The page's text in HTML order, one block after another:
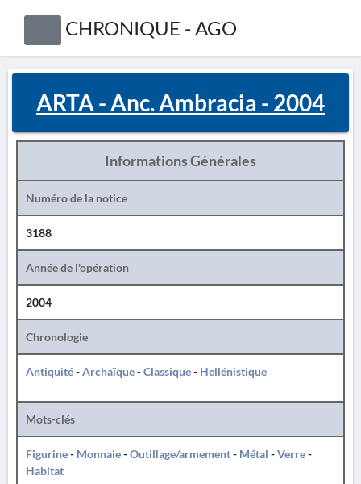
CHRONIQUE - AGO
ARTA - Anc. Ambracia - 2004
Informations Générales
Numéro de la notice
3188
Année de l'opération
2004
Chronologie
Antiquité-Archaïque-Classique- Hellénistique
Mots-clés
Figurine- Monnaie-Outillage/armement- Métal -Verre-
Habitat